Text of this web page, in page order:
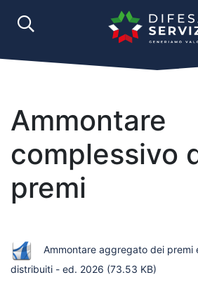
Ammontare
complessivo
premi
Ammontare aggregato dei premi
distribuiti - ed. 2026 (73.53 KB)